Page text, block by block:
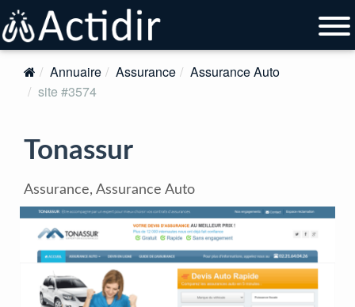
Annuaire Assurance
Assurance Auto
site #3574
Tonassur
Assurance, Assurance Auto